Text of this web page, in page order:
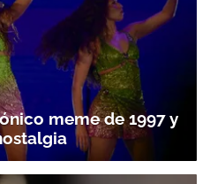
meme de 1997 y